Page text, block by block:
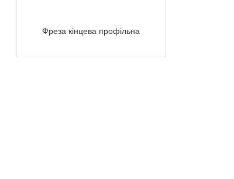
Фреза кінцева профільна